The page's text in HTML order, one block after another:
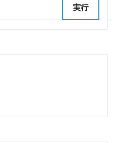
実行